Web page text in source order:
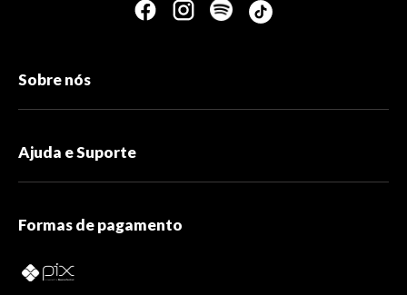
Sobre nós
Ajuda e Suporte
Formas de pagamento